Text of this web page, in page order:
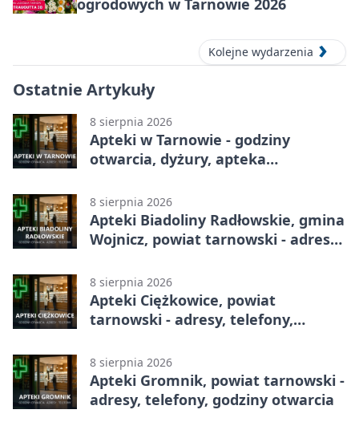
Kolejne wydarzenia
Ostatnie Artykuły
8 sierpnia 2026
Apteki w Tarnowie - godziny
otwarcia, dyżury, apteka
8 sierpnia 2026
Apteki Biadoliny Radłowskie, gmina
Wojnicz, powiat tarnowski - adresy,
8 sierpnia 2026
Apteki Ciężkowice, powiat
tarnowski - adresy, telefony,
8 sierpnia 2026
Apteki Gromnik, powiat tarnowski -
adresy, telefony, godziny otwarcia